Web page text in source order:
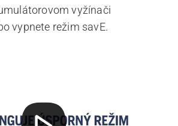
vyžínači
vypnete režim savE.